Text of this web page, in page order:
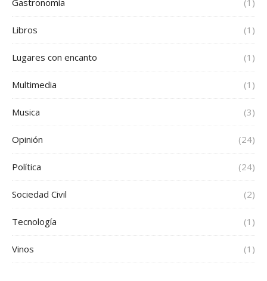
Libros (1)
Lugares con encanto (1)
Multimedia (1)
Musica (3)
Opinión (24)
Política (24)
Sociedad Civil (2)
Tecnología (1)
Vinos (1)